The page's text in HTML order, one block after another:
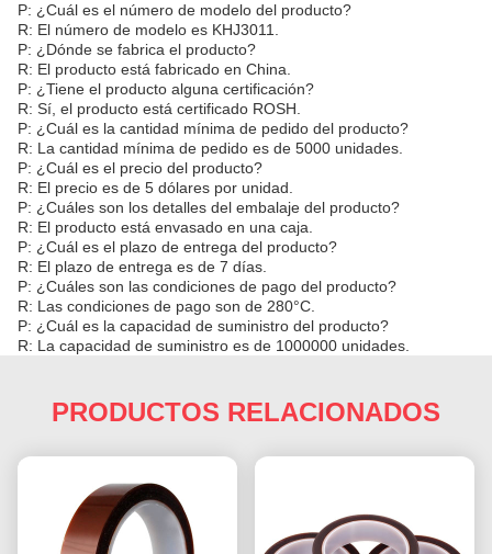
P: ¿Cuál es el número de modelo del producto?
R: El número de modelo es KHJ3011.
P: ¿Dónde se fabrica el producto?
R: El producto está fabricado en China.
P: ¿Tiene el producto alguna certificación?
R: Sí, el producto está certificado ROSH.
P: ¿Cuál es la cantidad mínima de pedido del producto?
R: La cantidad mínima de pedido es de 5000 unidades.
P: ¿Cuál es el precio del producto?
R: El precio es de 5 dólares por unidad.
P: ¿Cuáles son los detalles del embalaje del producto?
R: El producto está envasado en una caja.
P: ¿Cuál es el plazo de entrega del producto?
R: El plazo de entrega es de 7 días.
P: ¿Cuáles son las condiciones de pago del producto?
R: Las condiciones de pago son de 280°C.
P: ¿Cuál es la capacidad de suministro del producto?
R: La capacidad de suministro es de 1000000 unidades.
PRODUCTOS RELACIONADOS